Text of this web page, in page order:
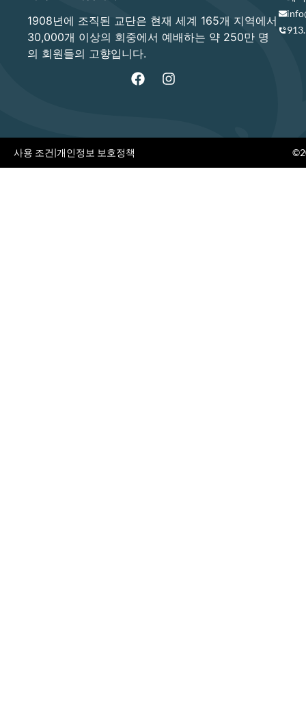
1908년에 조직된 교단은 현재 세계 165개 지역에서
30,000개 이상의 회중에서 예배하는 약 250만 명
의 회원들의 고향입니다.
사용 조건|개인정보 보호정책